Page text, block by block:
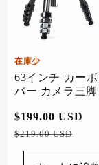
在庫少
63インチ カー
バー カメラ三
通
常
価
$199.00 USD
$219.00 USD